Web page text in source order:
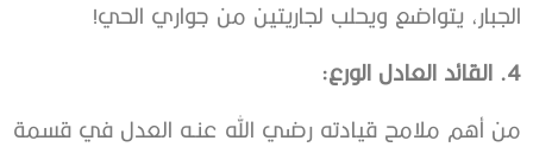
الجبار، يتواضع ويحلب لجاريتين من جواري الحي!
4. القائد العادل الورع:
من أهم ملامح قيادته رضي الله عنـه العدل في قسمة